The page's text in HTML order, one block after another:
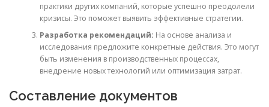
практики других компаний, которые успешно преодолели
кризисы. Это поможет выявить эффективные стратегии.
Разработка рекомендаций: На основе анализа и
исследования предложите конкретные действия. Это могут
быть изменения в производственных процессах,
внедрение новых технологий или оптимизация затрат.
Составление документов